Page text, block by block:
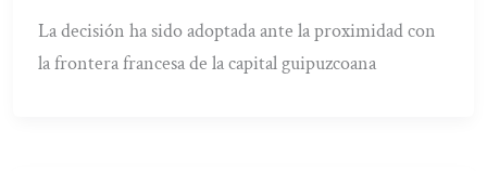
La decisión ha sido adoptada ante la proximidad con
la frontera francesa de la capital guipuzcoana